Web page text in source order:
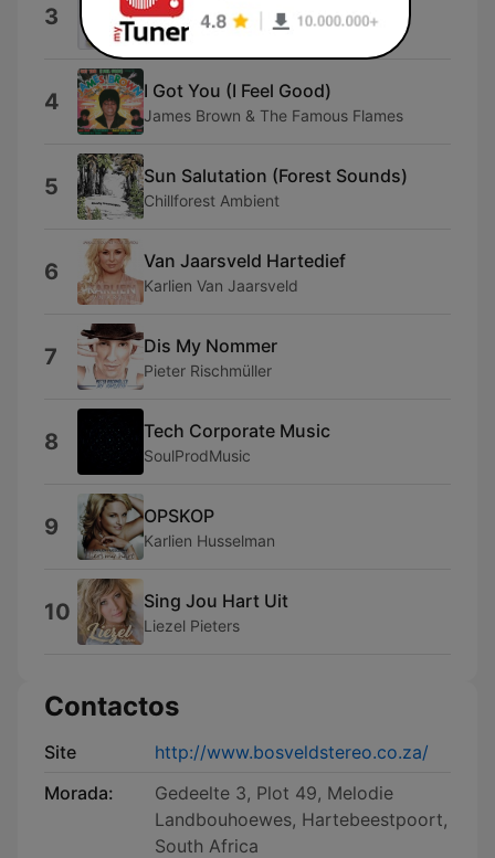
3 A Wonderful Day
Sweet People
4 I Got You (I Feel Good)
James Brown & The Famous Flames
5 Sun Salutation (Forest Sounds)
Chillforest Ambient
6 Van Jaarsveld Hartedief
Karlien Van Jaarsveld
7 Dis My Nommer
Pieter Rischmüller
8 Tech Corporate Music
SoulProdMusic
9 OPSKOP
Karlien Husselman
10 Sing Jou Hart Uit
Liezel Pieters
Contactos
Site
http://www.bosveldstereo.co.za/
Morada:
Gedeelte 3, Plot 49, Melodie
Landbouhoewes, Hartebeestpoort,
South Africa